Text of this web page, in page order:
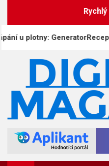
u plotny: